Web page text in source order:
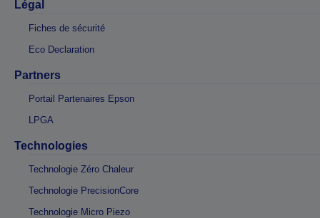
Légal
Fiches de sécurité
Eco Declaration
Partners
Portail Partenaires Epson
LPGA
Technologies
Technologie Zéro Chaleur
Technologie PrecisionCore
Technologie Micro Piezo